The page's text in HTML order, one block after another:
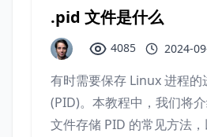
.pid 文件是什么
4085 2024-
有时需要保存 Linux 进程的
(PID)。本教程中，我们将
文件存储 PID 的常见方法